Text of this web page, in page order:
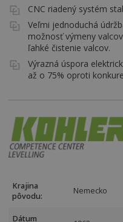
CNC riadený systém
Veľmi jednoduchá
možnosť výmeny
ľahké čistenie valcov.
Výrazná úspora
až o 75% oproti
Krajina
pôvodu:
Nemecko
Dátum